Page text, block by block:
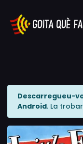
Descarregueu-
Android. La